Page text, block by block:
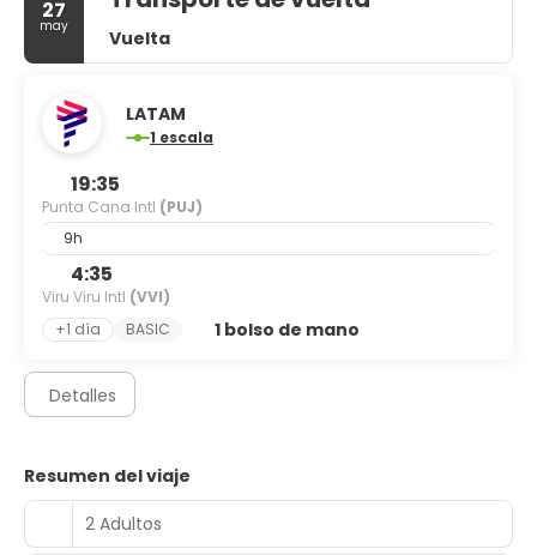
27
may
Vuelta
LATAM
1 escala
19:35
Punta Cana Intl (PUJ)
9h
4:35
Viru Viru Intl (VVI)
+1 día
BASIC 1 bolso de mano
Detalles
Resumen del viaje
2 Adultos